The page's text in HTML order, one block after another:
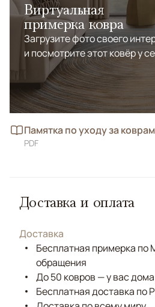
Виртуальная
примерка ковра
Загрузите фото своего
и посмотрите этот ковёр у
Памятка по уходу за
PDF
Доставка и оплата
Доставка
Бесплатная примерка по
обращения
До 50 ковров — у вас
Бесплатная доставка по